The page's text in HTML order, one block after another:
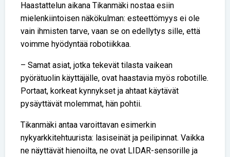
Haastattelun aikana Tikanmäki nostaa esiin
mielenkiintoisen näkökulman: esteettömyys ei ole
vain ihmisten tarve, vaan se on edellytys sille, että
voimme hyödyntää robotiikkaa.
– Samat asiat, jotka tekevät tilasta vaikean
pyörätuolin käyttäjälle, ovat haastavia myös robotille.
Portaat, korkeat kynnykset ja ahtaat käytävät
pysäyttävät molemmat, hän pohtii.
Tikanmäki antaa varoittavan esimerkin
nykyarkkitehtuurista: lasiseinät ja peilipinnat. Vaikka
ne näyttävät hienoilta, ne ovat LIDAR-sensorille ja